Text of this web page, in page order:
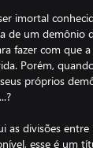
imortal
de um demônio
fazer com que a
Porém,
próprios
as divisões entre
esse é um